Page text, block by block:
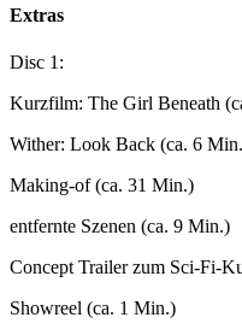
Extras
Disc 1:
Kurzfilm: The Girl Beneath
Wither: Look Back (ca. 6
Making-of (ca. 31 Min.)
entfernte Szenen (ca. 9 Min.)
Concept Trailer zum Sci-Fi-
Showreel (ca. 1 Min.)